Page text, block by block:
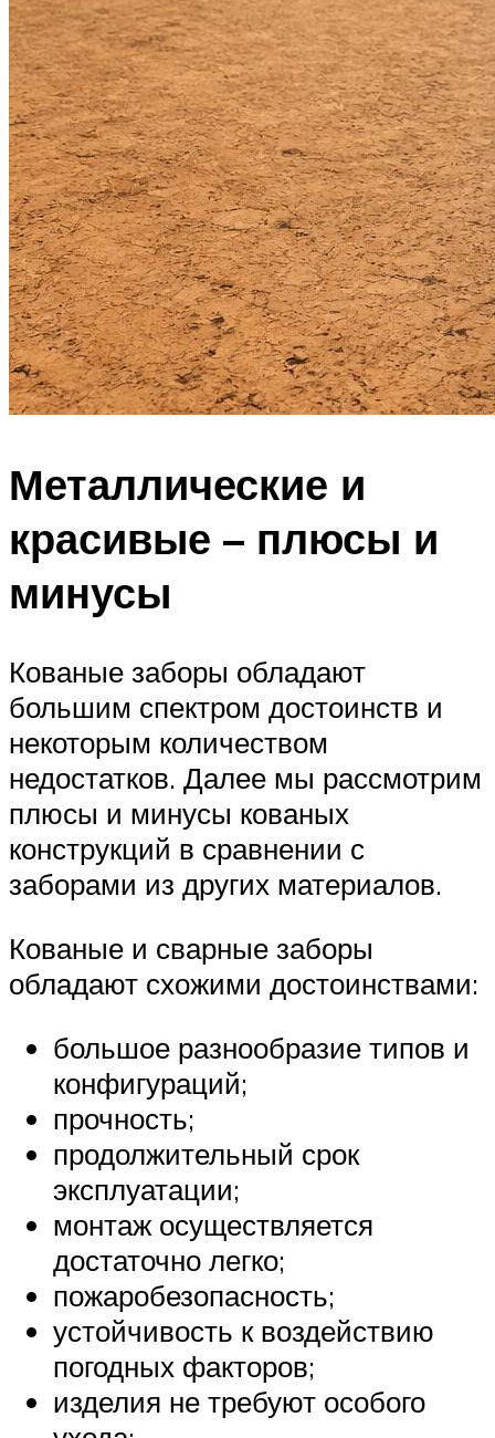
Металлические и
красивые – плюсы и
минусы
Кованые заборы обладают
большим спектром достоинств и
некоторым количеством
недостатков. Далее мы рассмотрим
плюсы и минусы кованых
конструкций в сравнении с
заборами из других материалов.
Кованые и сварные заборы
обладают схожими достоинствами:
большое разнообразие типов и
конфигураций;
прочность;
продолжительный срок
эксплуатации;
монтаж осуществляется
достаточно легко;
пожаробезопасность;
устойчивость к воздействию
погодных факторов;
изделия не требуют особого